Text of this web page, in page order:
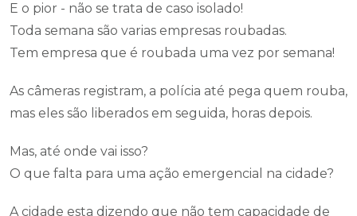
E o pior - não se trata de caso isolado!
Toda semana são varias empresas roubadas.
Tem empresa que é roubada uma vez por semana!
As câmeras registram, a polícia até pega quem rouba,
mas eles são liberados em seguida, horas depois.
Mas, até onde vai isso?
O que falta para uma ação emergencial na cidade?
A cidade esta dizendo que não tem capacidade de